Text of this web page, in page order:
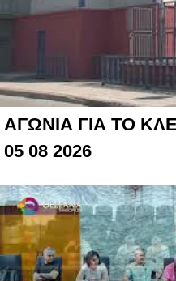
ΑΓΩΝΙΑ ΓΙΑ ΤΟ
05 08 2026